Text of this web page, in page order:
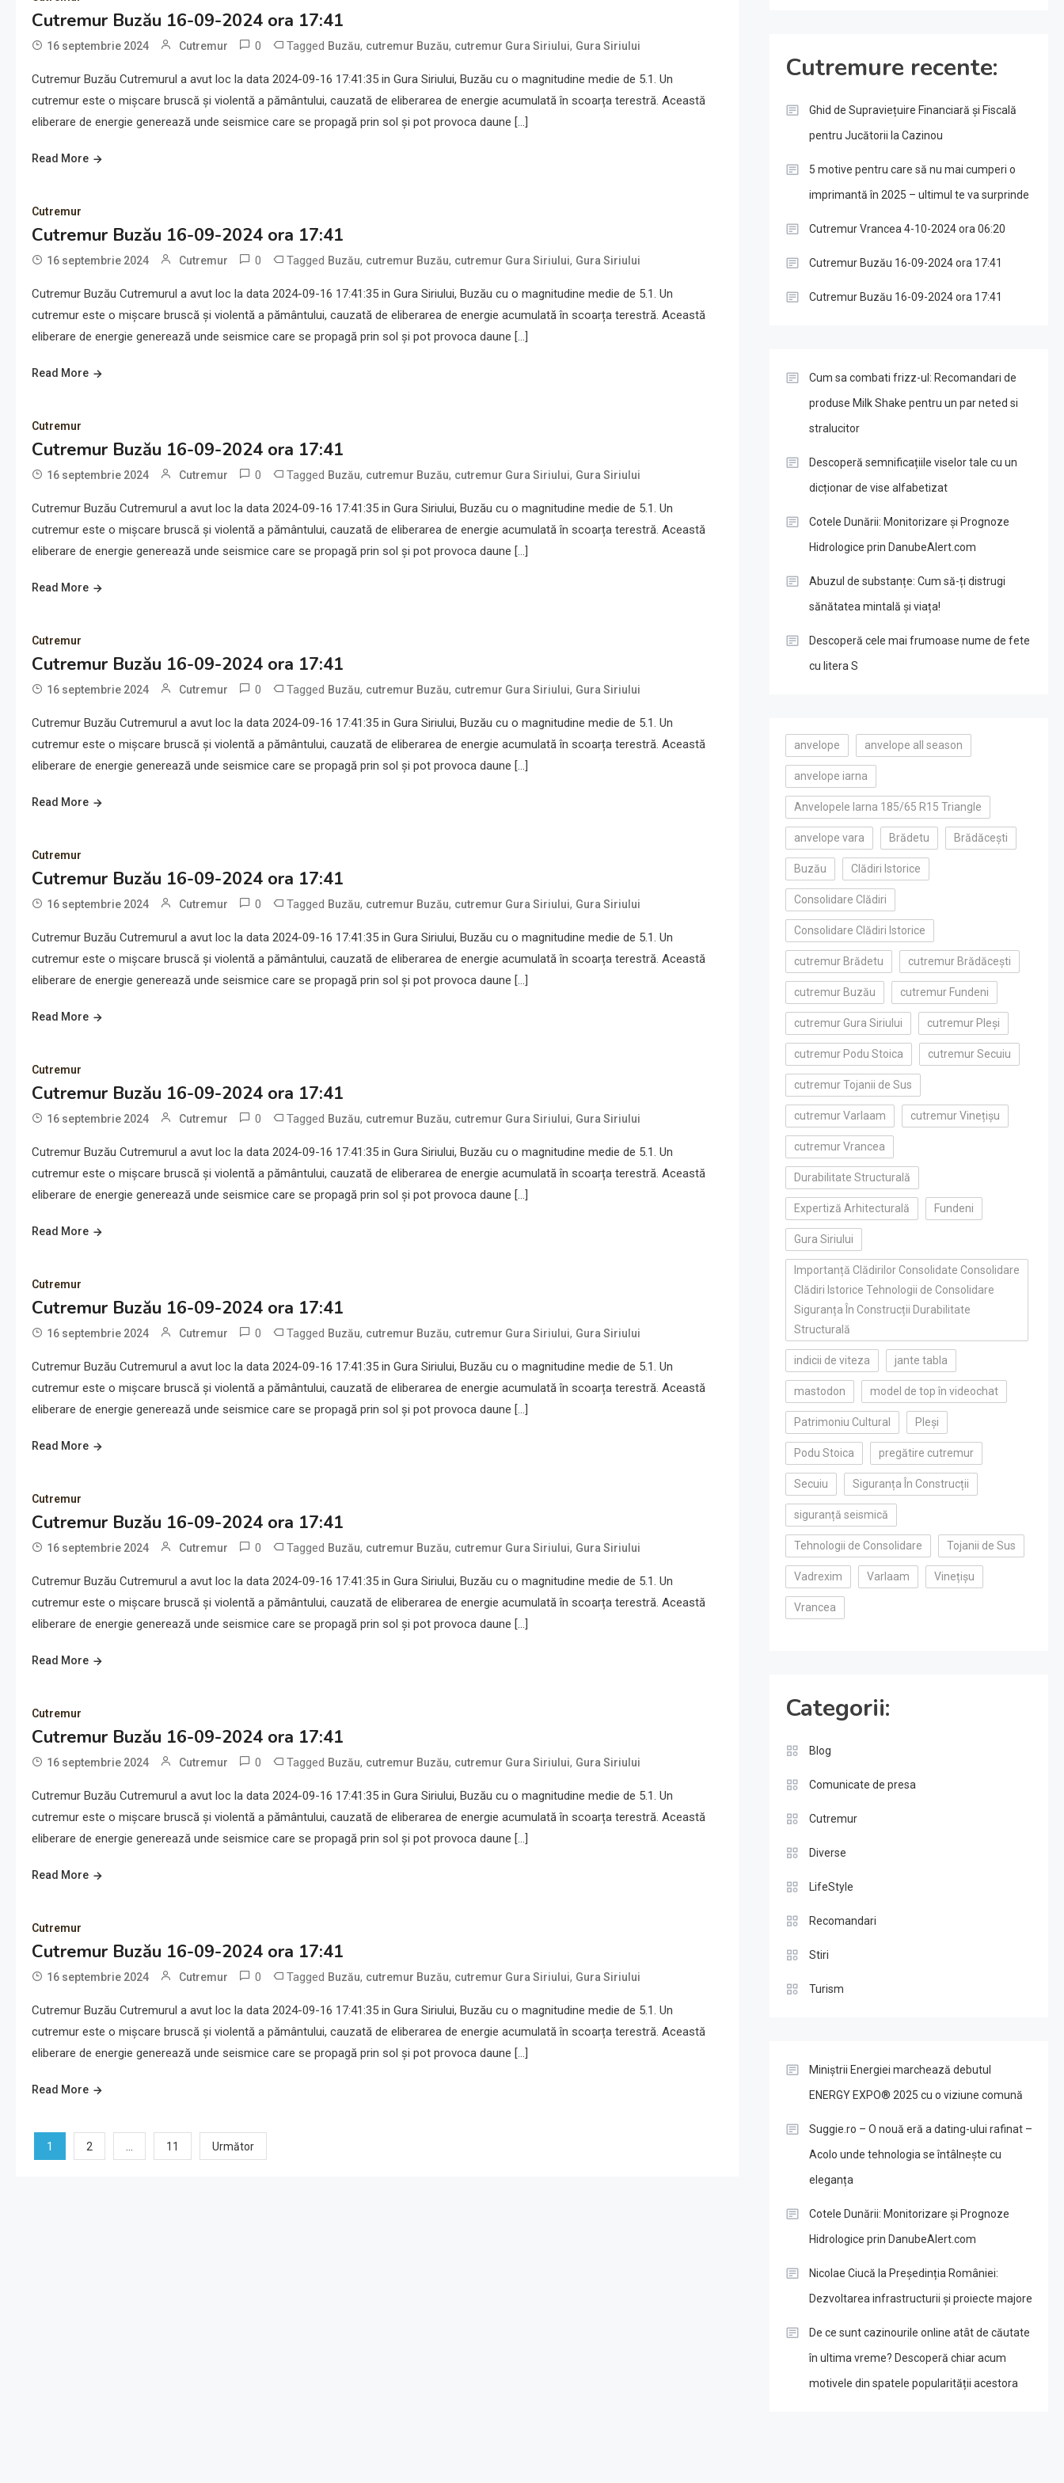
Cutremur Buzău 16-09-2024 ora 17:41
16 septembrie 2024 Cutremur 0 Tagged Buzău, cutremur Buzău, cutremur Gura Siriului, Gura Siriului
Cutremur Buzău Cutremurul a avut loc la data 2024-09-16 17:41:35 in Gura Siriului, Buzău cu o magnitudine medie de 5.1. Un
cutremur este o mișcare bruscă și violentă a pământului, cauzată de eliberarea de energie acumulată în scoarța terestră. Această
eliberare de energie generează unde seismice care se propagă prin sol și pot provoca daune […]
Read More
Cutremur
Cutremur Buzău 16-09-2024 ora 17:41
16 septembrie 2024 Cutremur 0 Tagged Buzău, cutremur Buzău, cutremur Gura Siriului, Gura Siriului
Cutremur Buzău Cutremurul a avut loc la data 2024-09-16 17:41:35 in Gura Siriului, Buzău cu o magnitudine medie de 5.1. Un
cutremur este o mișcare bruscă și violentă a pământului, cauzată de eliberarea de energie acumulată în scoarța terestră. Această
eliberare de energie generează unde seismice care se propagă prin sol și pot provoca daune […]
Read More
Cutremur
Cutremur Buzău 16-09-2024 ora 17:41
16 septembrie 2024 Cutremur 0 Tagged Buzău, cutremur Buzău, cutremur Gura Siriului, Gura Siriului
Cutremur Buzău Cutremurul a avut loc la data 2024-09-16 17:41:35 in Gura Siriului, Buzău cu o magnitudine medie de 5.1. Un
cutremur este o mișcare bruscă și violentă a pământului, cauzată de eliberarea de energie acumulată în scoarța terestră. Această
eliberare de energie generează unde seismice care se propagă prin sol și pot provoca daune […]
Read More
Cutremur
Cutremur Buzău 16-09-2024 ora 17:41
16 septembrie 2024 Cutremur 0 Tagged Buzău, cutremur Buzău, cutremur Gura Siriului, Gura Siriului
Cutremur Buzău Cutremurul a avut loc la data 2024-09-16 17:41:35 in Gura Siriului, Buzău cu o magnitudine medie de 5.1. Un
cutremur este o mișcare bruscă și violentă a pământului, cauzată de eliberarea de energie acumulată în scoarța terestră. Această
eliberare de energie generează unde seismice care se propagă prin sol și pot provoca daune […]
Read More
Cutremur
Cutremur Buzău 16-09-2024 ora 17:41
16 septembrie 2024 Cutremur 0 Tagged Buzău, cutremur Buzău, cutremur Gura Siriului, Gura Siriului
Cutremur Buzău Cutremurul a avut loc la data 2024-09-16 17:41:35 in Gura Siriului, Buzău cu o magnitudine medie de 5.1. Un
cutremur este o mișcare bruscă și violentă a pământului, cauzată de eliberarea de energie acumulată în scoarța terestră. Această
eliberare de energie generează unde seismice care se propagă prin sol și pot provoca daune […]
Read More
Cutremur
Cutremur Buzău 16-09-2024 ora 17:41
16 septembrie 2024 Cutremur 0 Tagged Buzău, cutremur Buzău, cutremur Gura Siriului, Gura Siriului
Cutremur Buzău Cutremurul a avut loc la data 2024-09-16 17:41:35 in Gura Siriului, Buzău cu o magnitudine medie de 5.1. Un
cutremur este o mișcare bruscă și violentă a pământului, cauzată de eliberarea de energie acumulată în scoarța terestră. Această
eliberare de energie generează unde seismice care se propagă prin sol și pot provoca daune […]
Read More
Cutremur
Cutremur Buzău 16-09-2024 ora 17:41
16 septembrie 2024 Cutremur 0 Tagged Buzău, cutremur Buzău, cutremur Gura Siriului, Gura Siriului
Cutremur Buzău Cutremurul a avut loc la data 2024-09-16 17:41:35 in Gura Siriului, Buzău cu o magnitudine medie de 5.1. Un
cutremur este o mișcare bruscă și violentă a pământului, cauzată de eliberarea de energie acumulată în scoarța terestră. Această
eliberare de energie generează unde seismice care se propagă prin sol și pot provoca daune […]
Read More
Cutremur
Cutremur Buzău 16-09-2024 ora 17:41
16 septembrie 2024 Cutremur 0 Tagged Buzău, cutremur Buzău, cutremur Gura Siriului, Gura Siriului
Cutremur Buzău Cutremurul a avut loc la data 2024-09-16 17:41:35 in Gura Siriului, Buzău cu o magnitudine medie de 5.1. Un
cutremur este o mișcare bruscă și violentă a pământului, cauzată de eliberarea de energie acumulată în scoarța terestră. Această
eliberare de energie generează unde seismice care se propagă prin sol și pot provoca daune […]
Read More
Cutremur
Cutremur Buzău 16-09-2024 ora 17:41
16 septembrie 2024 Cutremur 0 Tagged Buzău, cutremur Buzău, cutremur Gura Siriului, Gura Siriului
Cutremur Buzău Cutremurul a avut loc la data 2024-09-16 17:41:35 in Gura Siriului, Buzău cu o magnitudine medie de 5.1. Un
cutremur este o mișcare bruscă și violentă a pământului, cauzată de eliberarea de energie acumulată în scoarța terestră. Această
eliberare de energie generează unde seismice care se propagă prin sol și pot provoca daune […]
Read More
Cutremur
Cutremur Buzău 16-09-2024 ora 17:41
16 septembrie 2024 Cutremur 0 Tagged Buzău, cutremur Buzău, cutremur Gura Siriului, Gura Siriului
Cutremur Buzău Cutremurul a avut loc la data 2024-09-16 17:41:35 in Gura Siriului, Buzău cu o magnitudine medie de 5.1. Un
cutremur este o mișcare bruscă și violentă a pământului, cauzată de eliberarea de energie acumulată în scoarța terestră. Această
eliberare de energie generează unde seismice care se propagă prin sol și pot provoca daune […]
Read More
Paginație
1 2 … 11 Următor
Cutremure recente:
Ghid de Supraviețuire Financiară și Fiscală
pentru Jucătorii la Cazinou
5 motive pentru care să nu mai cumperi o
imprimantă în 2025 – ultimul te va surprinde
Cutremur Vrancea 4-10-2024 ora 06:20
Cutremur Buzău 16-09-2024 ora 17:41
Cutremur Buzău 16-09-2024 ora 17:41
Cum sa combati frizz-ul: Recomandari de
produse Milk Shake pentru un par neted si
stralucitor
Descoperă semnificațiile viselor tale cu un
dicționar de vise alfabetizat
Cotele Dunării: Monitorizare și Prognoze
Hidrologice prin DanubeAlert.com
Abuzul de substanțe: Cum să-ți distrugi
sănătatea mintală și viața!
Descoperă cele mai frumoase nume de fete
cu litera S
anvelope anvelope all season
anvelope iarna
Anvelopele Iarna 185/65 R15 Triangle
anvelope vara Brădetu Brădăcești
Buzău Clădiri Istorice
Consolidare Clădiri
Consolidare Clădiri Istorice
cutremur Brădetu cutremur Brădăcești
cutremur Buzău cutremur Fundeni
cutremur Gura Siriului cutremur Pleși
cutremur Podu Stoica cutremur Secuiu
cutremur Tojanii de Sus
cutremur Varlaam cutremur Vinețișu
cutremur Vrancea
Durabilitate Structurală
Expertiză Arhitecturală Fundeni
Gura Siriului
Importanță Clădirilor Consolidate Consolidare
Clădiri Istorice Tehnologii de Consolidare
Siguranța În Construcții Durabilitate
Structurală
indicii de viteza jante tabla
mastodon model de top în videochat
Patrimoniu Cultural Pleși
Podu Stoica pregătire cutremur
Secuiu Siguranța În Construcții
siguranță seismică
Tehnologii de Consolidare Tojanii de Sus
Vadrexim Varlaam Vinețișu
Vrancea
Categorii:
Blog
Comunicate de presa
Cutremur
Diverse
LifeStyle
Recomandari
Stiri
Turism
Miniștrii Energiei marchează debutul
ENERGY EXPO® 2025 cu o viziune comună
Suggie.ro – O nouă eră a dating-ului rafinat –
Acolo unde tehnologia se întâlnește cu
eleganța
Cotele Dunării: Monitorizare și Prognoze
Hidrologice prin DanubeAlert.com
Nicolae Ciucă la Președinția României:
Dezvoltarea infrastructurii și proiecte majore
De ce sunt cazinourile online atât de căutate
în ultima vreme? Descoperă chiar acum
motivele din spatele popularității acestora